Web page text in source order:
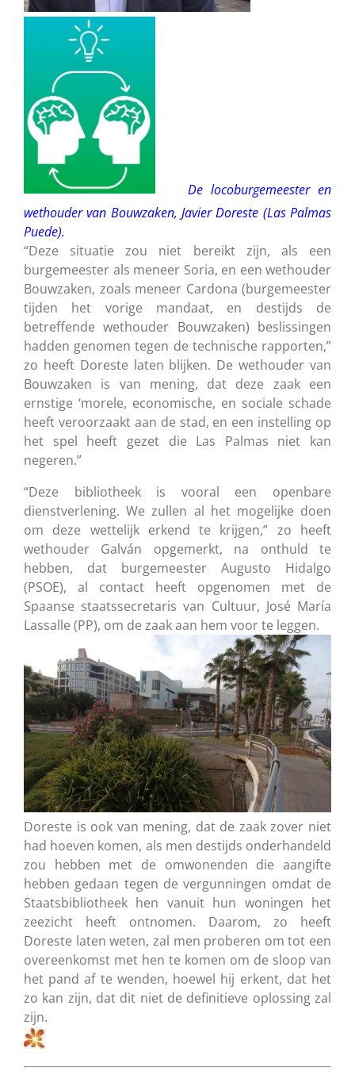
De locoburgemeester en
wethouder van Bouwzaken, Javier Doreste (Las Palmas
Puede).
“Deze situatie zou niet bereikt zijn, als een
burgemeester als meneer Soria, en een wethouder
Bouwzaken, zoals meneer Cardona (burgemeester
tijden het vorige mandaat, en destijds de
betreffende wethouder Bouwzaken) beslissingen
hadden genomen tegen de technische rapporten,”
zo heeft Doreste laten blijken. De wethouder van
Bouwzaken is van mening, dat deze zaak een
ernstige ‘morele, economische, en sociale schade
heeft veroorzaakt aan de stad, en een instelling op
het spel heeft gezet die Las Palmas niet kan
negeren.”
“Deze bibliotheek is vooral een openbare
dienstverlening. We zullen al het mogelijke doen
om deze wettelijk erkend te krijgen,” zo heeft
wethouder Galván opgemerkt, na onthuld te
hebben, dat burgemeester Augusto Hidalgo
(PSOE), al contact heeft opgenomen met de
Spaanse staatssecretaris van Cultuur, José María
Lassalle (PP), om de zaak aan hem voor te leggen.
Doreste is ook van mening, dat de zaak zover niet
had hoeven komen, als men destijds onderhandeld
zou hebben met de omwonenden die aangifte
hebben gedaan tegen de vergunningen omdat de
Staatsbibliotheek hen vanuit hun woningen het
zeezicht heeft ontnomen. Daarom, zo heeft
Doreste laten weten, zal men proberen om tot een
overeenkomst met hen te komen om de sloop van
het pand af te wenden, hoewel hij erkent, dat het
zo kan zijn, dat dit niet de definitieve oplossing zal
zijn.